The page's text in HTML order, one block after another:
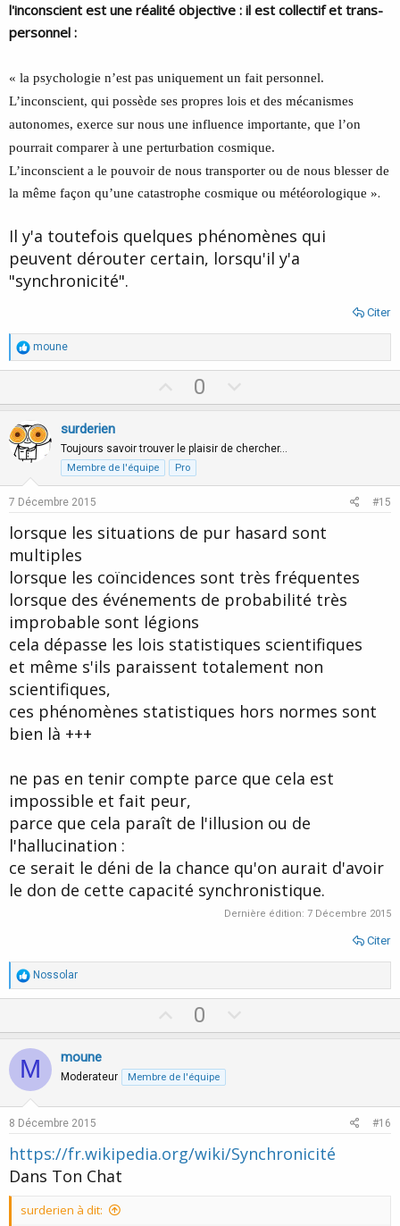
l'inconscient est une réalité objective : il est collectif et trans-
personnel :
« la psychologie n’est pas uniquement un fait personnel.
L’inconscient, qui possède ses propres lois et des mécanismes
autonomes, exerce sur nous une influence importante, que l’on
pourrait comparer à une perturbation cosmique.
L’inconscient a le pouvoir de nous transporter ou de nous blesser de
la même façon qu’une catastrophe cosmique ou météorologique ».
Il y'a toutefois quelques phénomènes qui
peuvent dérouter certain, lorsqu'il y'a
"synchronicité".
Citer
R
é
a
t
o
n
s
moune
p
o
t
e
0
o
n
o
e
surderien
Toujours savoir trouver le plaisir de chercher…
Membre de l'équipe Pro
7 Décembre 2015 #15
lorsque les situations de pur hasard sont
multiples
lorsque les coïncidences sont très fréquentes
lorsque des événements de probabilité très
improbable sont légions
cela dépasse les lois statistiques scientifiques
et même s'ils paraissent totalement non
scientifiques,
ces phénomènes statistiques hors normes sont
bien là +++
ne pas en tenir compte parce que cela est
impossible et fait peur,
parce que cela paraît de l'illusion ou de
l'hallucination :
ce serait le déni de la chance qu'on aurait d'avoir
le don de cette capacité synchronistique.
Dernière édition: 7 Décembre 2015
Citer
R
é
a
t
i
o
n
s
:
Nossolar
p
o
t
0
o
v
e
M moune
Moderateur Membre de l'équipe
8 Décembre 2015 #16
https://fr.wikipedia.org/wiki/Synchronicité
Dans Ton Chat
surderien à dit: